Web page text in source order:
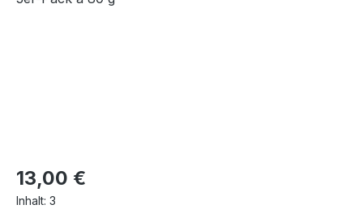
Regulärer Preis:
13,00 €
Inhalt: 3